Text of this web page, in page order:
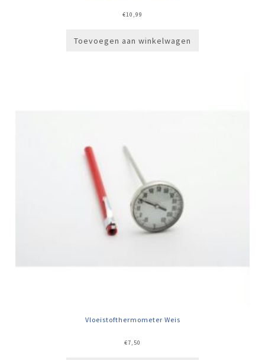
€10,99
Toevoegen aan winkelwagen
Vloeistofthermometer Weis
€7,50